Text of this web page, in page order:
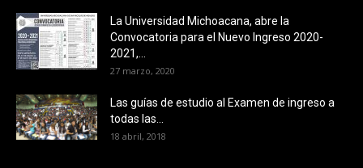
La Universidad Michoacana, abre la
Convocatoria para el Nuevo Ingreso 2020-
2021,...
27 marzo, 2020
Las guías de estudio al Examen de ingreso a
todas las...
18 abril, 2018